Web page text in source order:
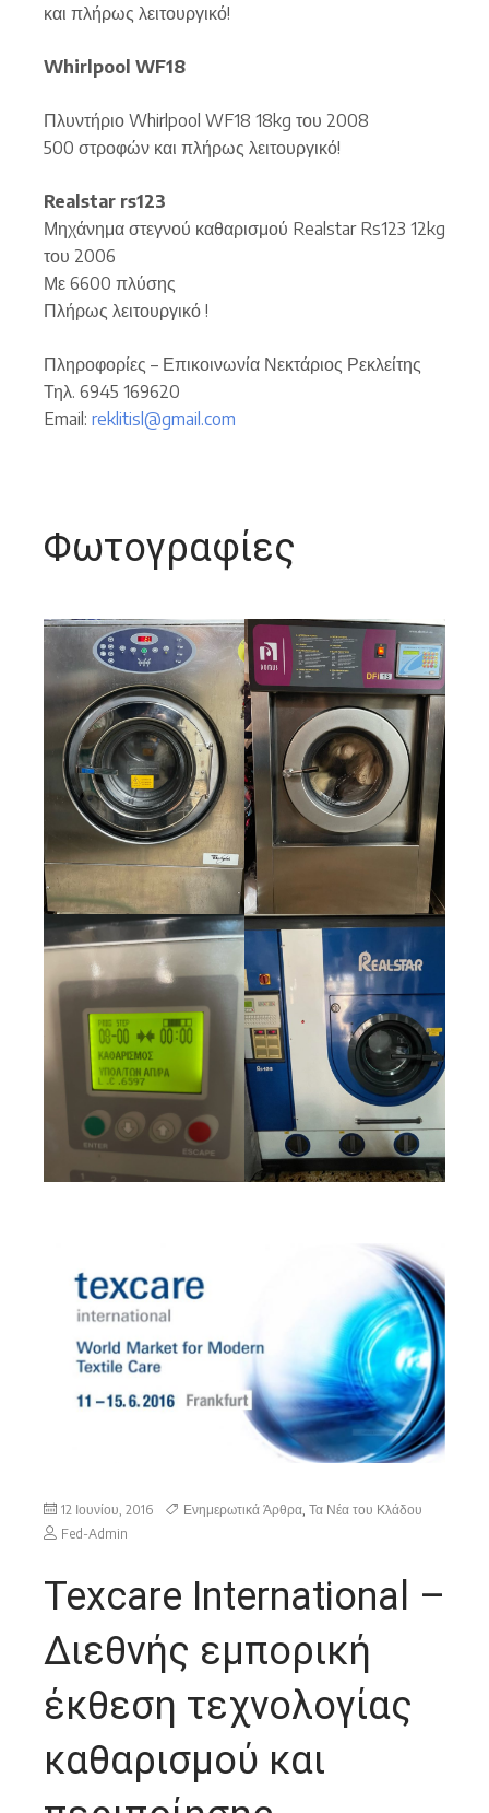
και πλήρως λειτουργικό!
Whirlpool WF18
Πλυντήριο Whirlpool WF18 18kg του 2008
500 στροφών και πλήρως λειτουργικό!
Realstar rs123
Μηχάνημα στεγνού καθαρισμού Realstar Rs123 12kg
του 2006
Με 6600 πλύσης
Πλήρως λειτουργικό !
Πληροφορίες – Επικοινωνία Νεκτάριος Ρεκλείτης
Τηλ. 6945 169620
Email: reklitisl@gmail.com
Φωτογραφίες
12 Ιουνίου, 2016 Ενημερωτικά Άρθρα Τα Νέα του Κλάδου
Fed-Admin
Texcare International –
Διεθνής εμπορική
έκθεση τεχνολογίας
καθαρισμού και